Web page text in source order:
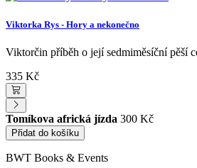
Viktorka Rys - Hory a nekonečno
Viktorčin příběh o její sedmiměsíční pěší
335 Kč
Tomíkova africká jízda 300 Kč
Přidat do košíku
BWT Books & Events